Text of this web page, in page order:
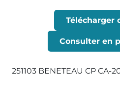
Télécharger
Consulter en
251103 BENETEAU CP CA-